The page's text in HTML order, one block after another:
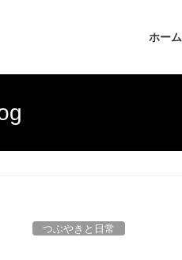
ホーム
つぶやきと日常